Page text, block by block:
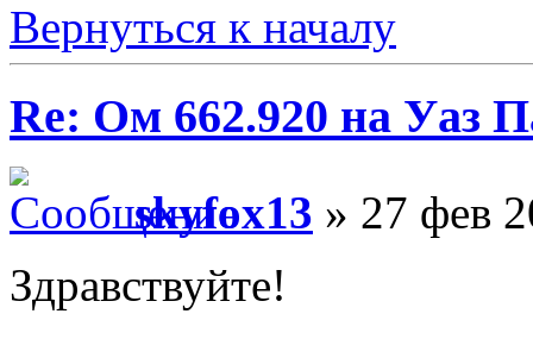
Вернуться к началу
Re: Ом 662.920 на Уаз
skyfox13 » 27 фев
Здравствуйте!